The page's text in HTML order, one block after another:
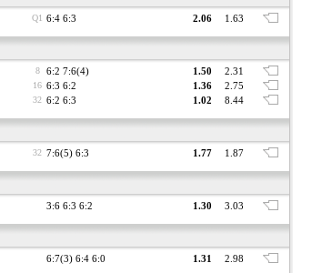
Q1 6:4 6:3 2.06 1.63
8 6:2 7:6(4) 1.50 2.31
16 6:3 6:2 1.36 2.75
32 6:2 6:3 1.02 8.44
32 7:6(5) 6:3 1.77 1.87
3:6 6:3 6:2 1.30 3.03
6:7(3) 6:4 6:0 1.31 2.98